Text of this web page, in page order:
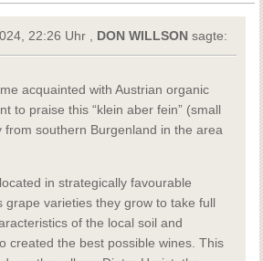
22:26 Uhr , DON WILLSON sagte:
acquainted with Austrian organic
to praise this “klein aber fein” (small
from southern Burgenland in the area
in strategically favourable
grape varieties they grow to take full
of the local soil and
created the best possible wines. This